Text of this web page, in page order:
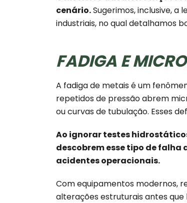
cenário.Sugerimos, inclusive, a
industriais, no qual detalhamos
FADIGA E
A fadiga de metais é um
repetidos de pressão abrem
ou curvas de tubulação. Esses
Ao ignorar testes
descobrem esse tipo de falha
acidentes operacionais.
Com equipamentos modernos,
alterações estruturais antes